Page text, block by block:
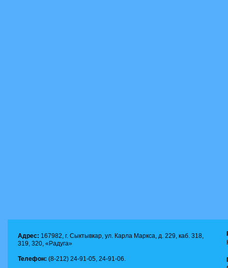
Адрес: 167982, г. Сыктывкар, ул. Карла Маркса, д. 229, каб. 318,
319, 320, «Радуга»
Телефон: (8-212) 24-91-05, 24-91-06.